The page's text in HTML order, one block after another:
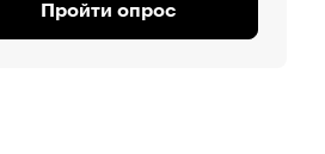
Пройти опрос